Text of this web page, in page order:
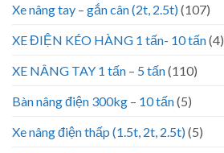
Xe nâng tay – gắn cân (2t, 2.5t)(107)
XE ĐIỆN KÉO HÀNG 1 tấn- 10 tấn(4)
XE NÂNG TAY 1 tấn – 5 tấn(110)
Bàn nâng điện 300kg – 10 tấn(5)
Xe nâng điện thấp (1.5t, 2t, 2.5t)(5)